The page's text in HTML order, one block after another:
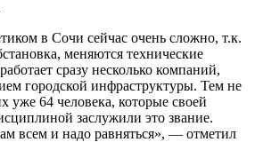
в Сочи сейчас очень сложно, т.к.
меняются технические
сразу несколько компаний,
городской инфраструктуры. Тем не
уже 64 человека, которые своей
заслужили это звание.
всем и надо равняться», — отметил